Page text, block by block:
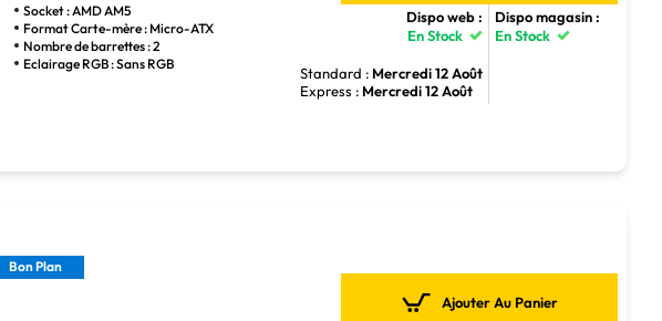
Socket : AMD AM5
Format Carte-mère : Micro-ATX
Nombre de barrettes : 2
Eclairage RGB : Sans RGB
Dispo web :
En Stock
Standard : Mercredi 12 Août
Express : Mercredi 12 Août
Dispo magasin :
En Stock
Bon Plan
Ajouter Au Panier